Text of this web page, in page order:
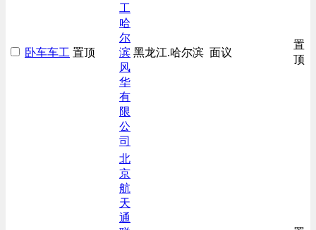
卧车车工 置顶
工
哈
尔
滨
风
华
有
限
公
司
黑龙江.哈尔滨 面议
置
顶
北
京
航
天
通